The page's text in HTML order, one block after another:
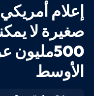
إعلام
صغيرة لا
الأوسط